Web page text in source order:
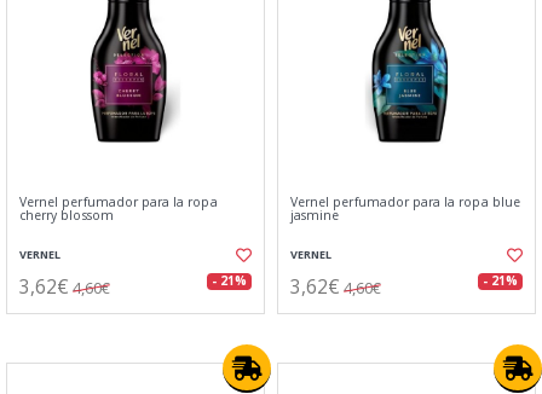
Vernel perfumador para la ropa
cherry blossom
VERNEL
3,62€ 4,60€ - 21%
Vernel perfumador para la ropa blue
jasmine
VERNEL
3,62€ 4,60€ - 21%